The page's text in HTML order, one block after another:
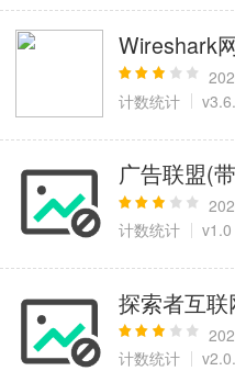
9百+款应用Wireshark
计数统计
广告联盟(
计数统计
v1.0
探索者互联
计数统计